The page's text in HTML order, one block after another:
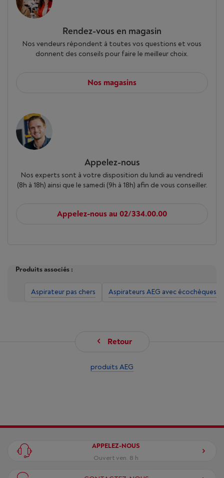
Rendez-vous en magasin
Nos vendeurs répondent à toutes vos questions et vous
donnent des conseils pour faire le meilleur choix.
Nos magasins
Appelez-nous
Nos experts sont à votre disposition du lundi au vendredi
(8h à 18h) ainsi que le samedi (9h à 18h) afin de vous conseiller.
Appelez-nous au 02/334.00.00
Produits associés :
Aspirateur pas chers Aspirateurs AEG avec écochèques
Retour
produits AEG
APPELEZ-NOUS
Ouvert ven. 8 h